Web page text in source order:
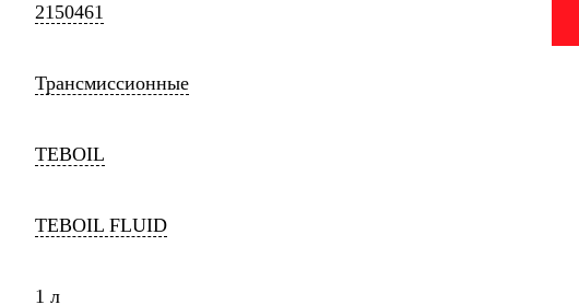
2150461
Трансмиссионные
TEBOIL
TEBOIL FLUID
1 л